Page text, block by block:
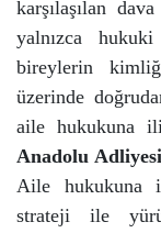
Türkiye
karşılaşılan
yalnızca
bireylerin
üzerinde
aile hukukuna
Anadolu
Aile hukukuna
strateji ile